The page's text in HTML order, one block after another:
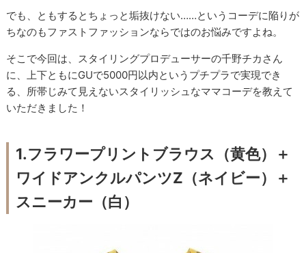
でも、ともするとちょっと垢抜けない……というコーデに陥りが
ちなのもファストファッションならではのお悩みですよね。
そこで今回は、スタイリングプロデューサーの千野チカさん
に、上下ともにGUで5000円以内というプチプラで実現でき
る、所帯じみて見えないスタイリッシュなママコーデを教えて
いただきました！
1.フラワープリントブラウス（黄色）＋
ワイドアンクルパンツZ（ネイビー）＋
スニーカー（白）